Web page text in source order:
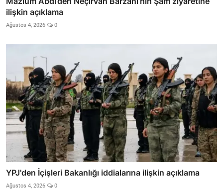
ilişkin açıklama
Ağustos 4, 2026 0
YPJ'den İçişleri Bakanlığı iddialarına ilişkin açıklama
Ağustos 4, 2026 0